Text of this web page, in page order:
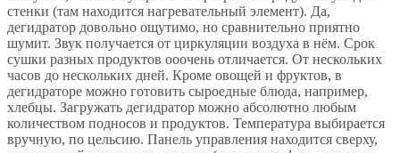
стенки (там находится нагревательный элемент). Да,
дегидратор довольно ощутимо, но сравнительно приятно
шумит. Звук получается от циркуляции воздуха в нём. Срок
сушки разных продуктов ооочень отличается. От нескольких
часов до нескольких дней. Кроме овощей и фруктов, в
дегидраторе можно готовить сыроедные блюда, например,
хлебцы. Загружать дегидратор можно абсолютно любым
количеством подносов и продуктов. Температура выбирается
вручную, по цельсию. Панель управления находится сверху,